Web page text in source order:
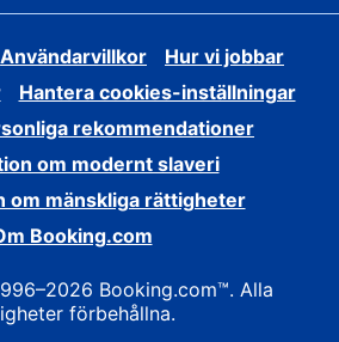
Användarvillkor
Hur vi jobbar
Hantera cookies-inställningar
rekommendationer
om modernt slaveri
om mänskliga rättigheter
Booking.com
Booking.com™. Alla
förbehållna.